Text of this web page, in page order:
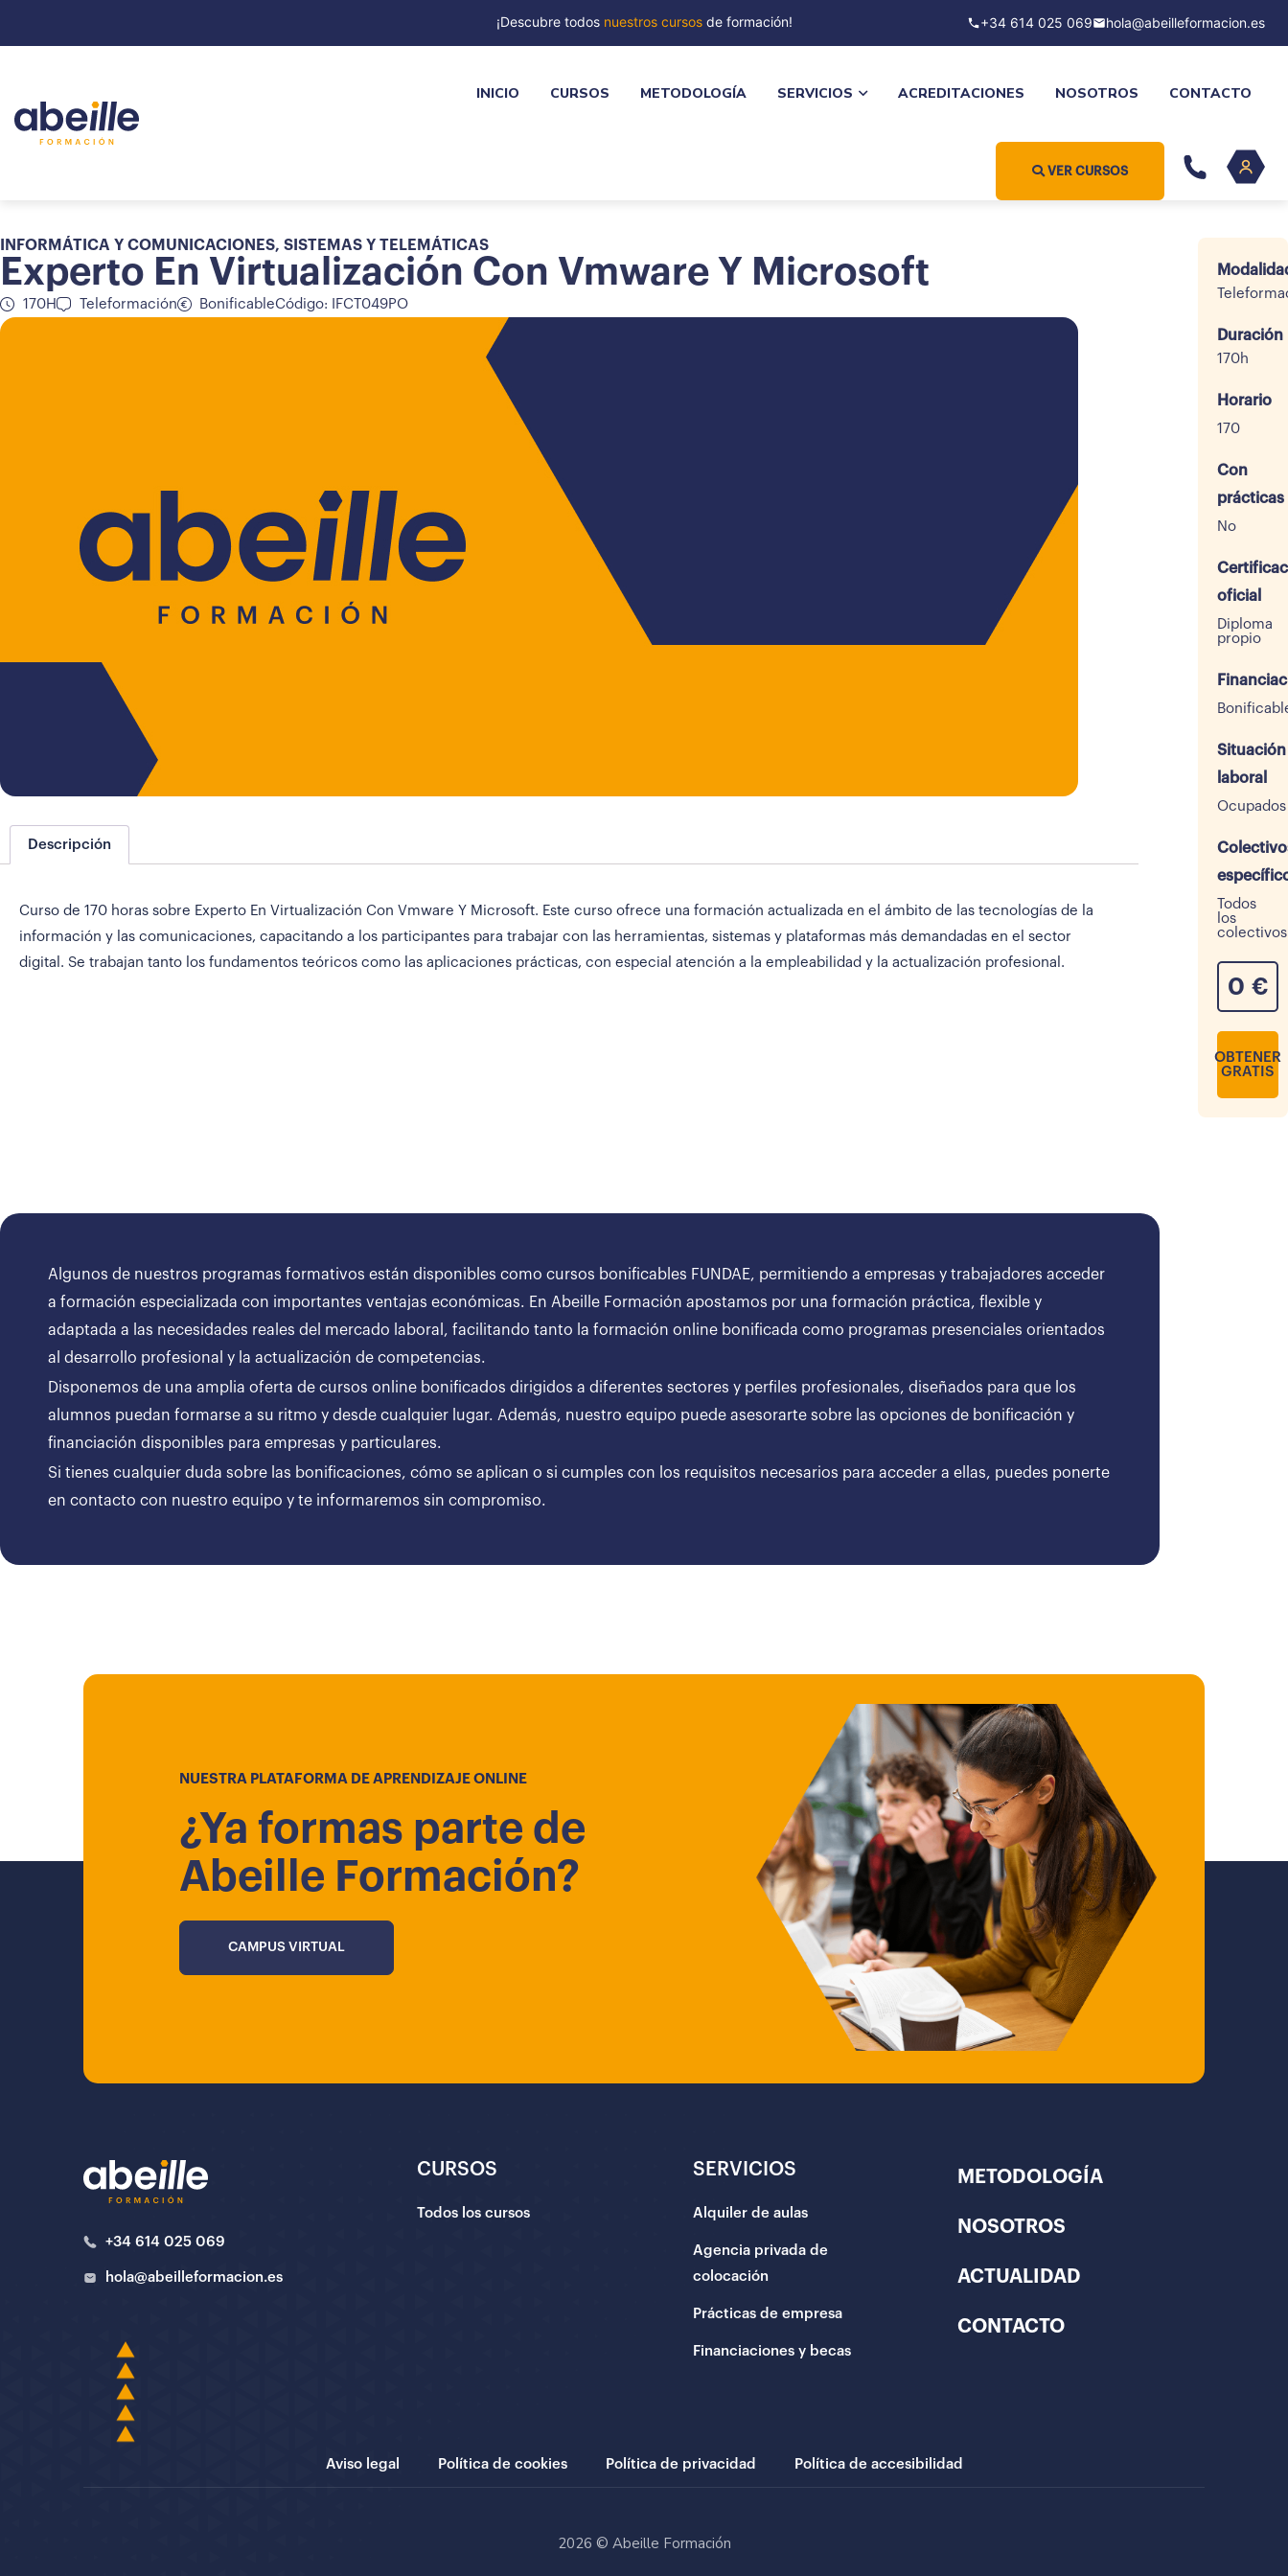
¡Descubre todos nuestros cursosde formación! +34 614 025 069 hola@abeilleformacion.es
INICIO CURSOS METODOLOGÍA SERVICIOS ACREDITACIONES NOSOTROS CONTACTO
VER CURSOS
INFORMÁTICA Y COMUNICACIONES, SISTEMAS Y TELEMÁTICAS
Experto En Virtualización Con Vmware Y Microsoft
170H Teleformación BonificableCódigo: IFCT049PO
Descripción
Curso de 170 horas sobre Experto En Virtualización Con Vmware Y Microsoft. Este curso ofrece una formación actualizada en el ámbito de las tecnologías de la
información y las comunicaciones, capacitando a los participantes para trabajar con las herramientas, sistemas y plataformas más demandadas en el sector
digital. Se trabajan tanto los fundamentos teóricos como las aplicaciones prácticas, con especial atención a la empleabilidad y la actualización profesional.
Duración
170h
Horario
170
Con
prácticas
No
oficial
Diploma
propio
Situación
laboral
Ocupados
Todos
los
colectivos
0 €
OBTENER
GRATIS
Algunos de nuestros programas formativos están disponibles como cursos bonificables FUNDAE, permitiendo a empresas y trabajadores acceder
a formación especializada con importantes ventajas económicas. En Abeille Formación apostamos por una formación práctica, flexible y
adaptada a las necesidades reales del mercado laboral, facilitando tanto la formación online bonificada como programas presenciales orientados
al desarrollo profesional y la actualización de competencias.
Disponemos de una amplia oferta de cursos online bonificados dirigidos a diferentes sectores y perfiles profesionales, diseñados para que los
alumnos puedan formarse a su ritmo y desde cualquier lugar. Además, nuestro equipo puede asesorarte sobre las opciones de bonificación y
financiación disponibles para empresas y particulares.
Si tienes cualquier duda sobre las bonificaciones, cómo se aplican o si cumples con los requisitos necesarios para acceder a ellas, puedes ponerte
en contacto con nuestro equipo y te informaremos sin compromiso.
NUESTRA PLATAFORMA DE APRENDIZAJE ONLINE
¿Ya formas parte de
Abeille Formación?
CAMPUS VIRTUAL
+34 614 025 069
hola@abeilleformacion.es
CURSOS
Todos los cursos
SERVICIOS
Alquiler de aulas
Agencia privada de
colocación
Prácticas de empresa
Financiaciones y becas
METODOLOGÍA
NOSOTROS
ACTUALIDAD
CONTACTO
Aviso legal Política de cookies Política de privacidad Política de accesibilidad
2026 © Abeille Formación